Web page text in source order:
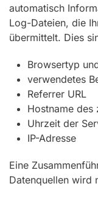
automatisch
Log-Dateien, die
übermittelt. Dies
Browsertyp
verwendetes
Referrer URL
Hostname des
Uhrzeit der
IP-Adresse
Eine
Datenquellen wird